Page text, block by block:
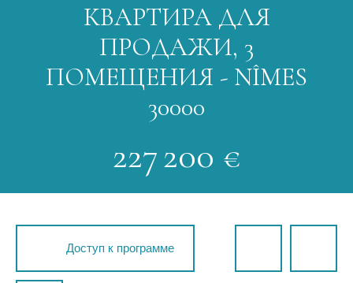
КВАРТИРА ДЛЯ
ПРОДАЖИ, 3
ПОМЕЩЕНИЯ - NÎMES
30000
227 200 €
Доступ к программе